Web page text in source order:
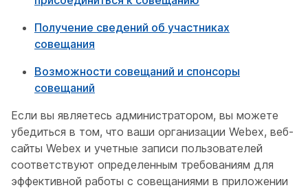
Получение сведений об участниках
совещания
Возможности совещаний и спонсоры
совещаний
Если вы являетесь администратором, вы можете
убедиться в том, что ваши организации Webex, веб-
сайты Webex и учетные записи пользователей
соответствуют определенным требованиям для
эффективной работы с совещаниями в приложении